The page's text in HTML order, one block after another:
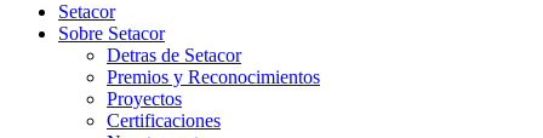
Setacor
Sobre Setacor
Detras de Setacor
Premios y Reconocimientos
Proyectos
Certificaciones